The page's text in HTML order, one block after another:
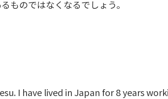
ものではなくなるでしょう。
I have lived in Japan for 8 years